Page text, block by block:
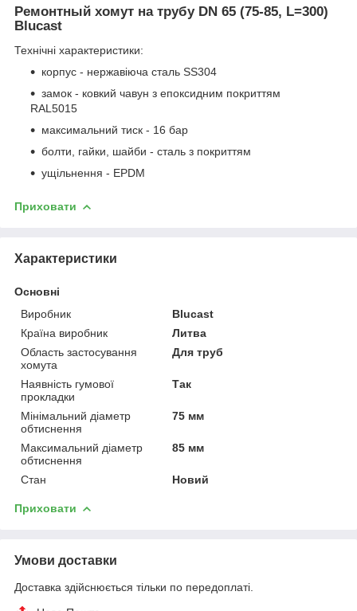
Ремонтный хомут на трубу DN 65 (75-85, L=300)
Blucast
Технічні характеристики:
корпус - нержавіюча сталь SS304
замок - ковкий чавун з епоксидним покриттям
RAL5015
максимальний тиск - 16 бар
болти, гайки, шайби - сталь з покриттям
ущільнення - EPDM
Приховати
Характеристики
Основні
Виробник
Blucast
Країна виробник
Литва
Область застосування
хомута
Для труб
Наявність гумової
прокладки
Так
Мінімальний діаметр
обтиснення
75 мм
Максимальний діаметр
обтиснення
85 мм
Стан Новий
Приховати
Умови доставки
Доставка здійснюється тільки по передоплаті.